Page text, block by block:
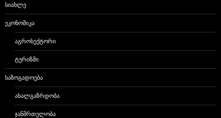
ᲡᲘᲐᲮᲚᲔ
ᲔᲙᲝᲜᲝᲛᲘᲙᲐ
ᲐᲒᲠᲝᲡᲔᲥᲢᲝᲠᲘ
ᲢᲣᲠᲘᲖᲛᲘ
ᲡᲐᲖᲝᲒᲐᲓᲝᲔᲑᲐ
ᲐᲮᲐᲚᲒᲐᲖᲠᲓᲝᲑᲐ
ᲯᲐᲜᲛᲠᲗᲔᲚᲝᲑᲐ